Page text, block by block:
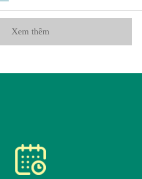
Xem thêm